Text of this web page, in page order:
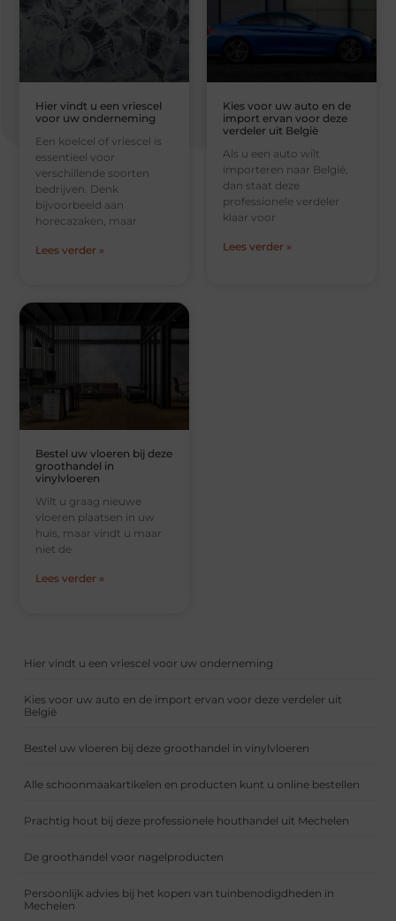
Hier vindt u een vriescel
voor uw onderneming
Een koelcel of vriescel is
essentieel voor
verschillende soorten
bedrijven. Denk
bijvoorbeeld aan
horecazaken, maar
Lees verder »
Kies voor uw auto en de
import ervan voor deze
verdeler uit België
Als u een auto wilt
importeren naar België,
dan staat deze
professionele verdeler
klaar voor
Lees verder »
Bestel uw vloeren bij deze
groothandel in
vinylvloeren
Wilt u graag nieuwe
vloeren plaatsen in uw
huis, maar vindt u maar
niet de
Lees verder »
Hier vindt u een vriescel voor uw onderneming
Kies voor uw auto en de import ervan voor deze verdeler uit
België
Bestel uw vloeren bij deze groothandel in vinylvloeren
Alle schoonmaakartikelen en producten kunt u online bestellen
Prachtig hout bij deze professionele houthandel uit Mechelen
De groothandel voor nagelproducten
Persoonlijk advies bij het kopen van tuinbenodigdheden in
Mechelen